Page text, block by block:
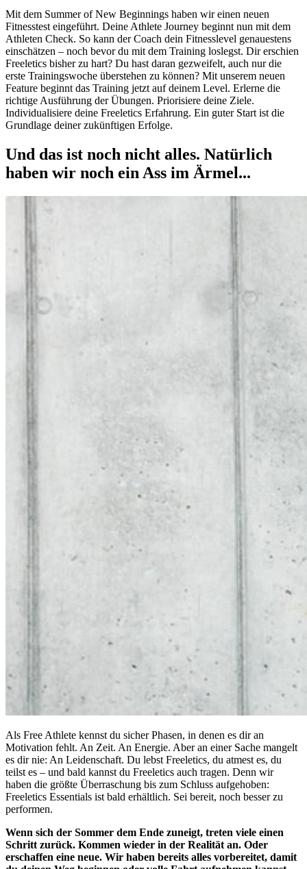
Mit dem Summer of New Beginnings haben wir einen neuen
Fitnesstest eingeführt. Deine Athlete Journey beginnt nun mit dem
Athleten Check. So kann der Coach dein Fitnesslevel genauestens
einschätzen – noch bevor du mit dem Training loslegst. Dir erschien
Freeletics bisher zu hart? Du hast daran gezweifelt, auch nur die
erste Trainingswoche überstehen zu können? Mit unserem neuen
Feature beginnt das Training jetzt auf deinem Level. Erlerne die
richtige Ausführung der Übungen. Priorisiere deine Ziele.
Individualisiere deine Freeletics Erfahrung. Ein guter Start ist die
Grundlage deiner zukünftigen Erfolge.
Und das ist noch nicht alles. Natürlich
haben wir noch ein Ass im Ärmel...
Als Free Athlete kennst du sicher Phasen, in denen es dir an
Motivation fehlt. An Zeit. An Energie. Aber an einer Sache mangelt
es dir nie: An Leidenschaft. Du lebst Freeletics, du atmest es, du
teilst es – und bald kannst du Freeletics auch tragen. Denn wir
haben die größte Überraschung bis zum Schluss aufgehoben:
Freeletics Essentials ist bald erhältlich. Sei bereit, noch besser zu
performen.
Wenn sich der Sommer dem Ende zuneigt, treten viele einen
Schritt zurück. Kommen wieder in der Realität an. Oder
erschaffen eine neue. Wir haben bereits alles vorbereitet, damit